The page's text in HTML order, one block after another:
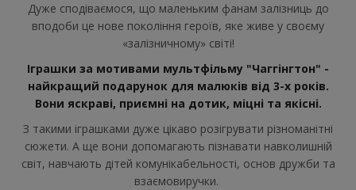
Дуже сподіваємося, що маленьким фанам залізниць до
вподоби це нове покоління героїв, яке живе у своєму
«залізничному» світі!
Іграшки за мотивами мультфільму "Чаггінгтон" -
найкращий подарунок для малюків від 3-х років.
Вони яскраві, приємні на дотик, міцні та якісні.
З такими іграшками дуже цікаво розігрувати різноманітні
сюжети. А ще вони допомагають пізнавати навколишній
світ, навчають дітей комунікабельності, основ дружби та
взаємовиручки.